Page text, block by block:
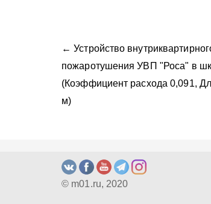
← Устройство
пожаротушения УВП "Роса" в
(Коэффициент расхода 0,091,
м)
© m01.ru, 2020